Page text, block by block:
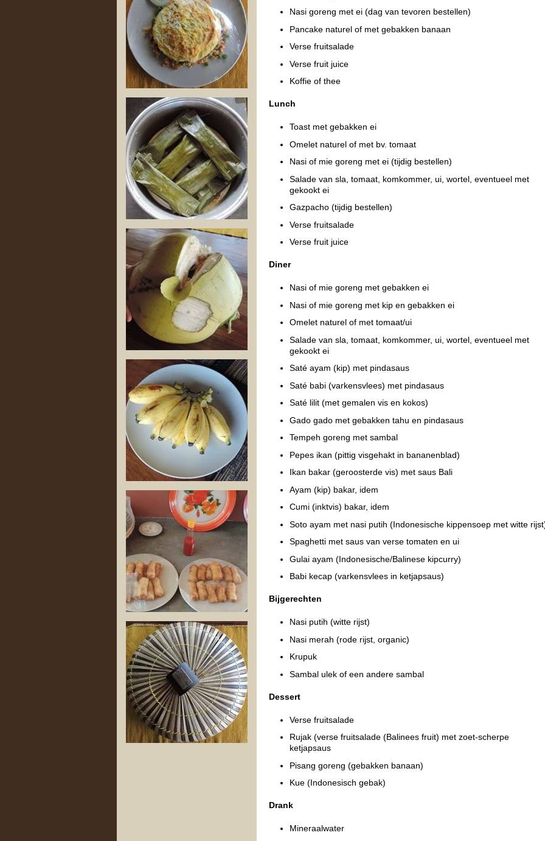
Nasi goreng met ei (dag van tevoren bestellen)
Pancake naturel of met gebakken banaan
Verse fruitsalade
Verse fruit juice
Koffie of thee
Lunch
Toast met gebakken ei
Omelet naturel of met bv. tomaat
Nasi of mie goreng met ei (tijdig bestellen)
Salade van sla, tomaat, komkommer, ui, wortel, eventueel met
gekookt ei
Gazpacho (tijdig bestellen)
Verse fruitsalade
Verse fruit juice
Diner
Nasi of mie goreng met gebakken ei
Nasi of mie goreng met kip en gebakken ei
Omelet naturel of met tomaat/ui
Salade van sla, tomaat, komkommer, ui, wortel, eventueel met
gekookt ei
Saté ayam (kip) met pindasaus
Saté babi (varkensvlees) met pindasaus
Saté lilit (met gemalen vis en kokos)
Gado gado met gebakken tahu en pindasaus
Tempeh goreng met sambal
Pepes ikan (pittig visgehakt in bananenblad)
Ikan bakar (geroosterde vis) met saus Bali
Ayam (kip) bakar, idem
Cumi (inktvis) bakar, idem
Soto ayam met nasi putih (Indonesische kippensoep met witte
Spaghetti met saus van verse tomaten en ui
Gulai ayam (Indonesische/Balinese kipcurry)
Babi kecap (varkensvlees in ketjapsaus)
Bijgerechten
Nasi putih (witte rijst)
Nasi merah (rode rijst, organic)
Krupuk
Sambal ulek of een andere sambal
Dessert
Verse fruitsalade
Rujak (verse fruitsalade (Balinees fruit) met zoet-scherpe
ketjapsaus
Pisang goreng (gebakken banaan)
Kue (Indonesisch gebak)
Drank
Mineraalwater